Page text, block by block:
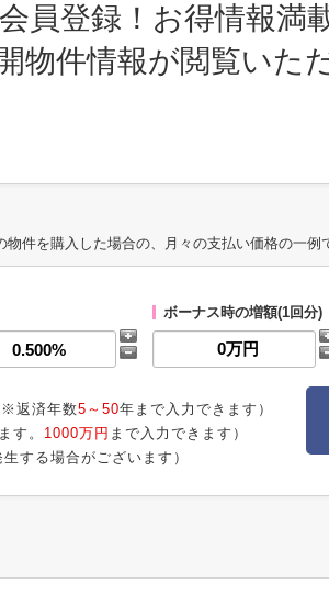
員登録！お得情報満
物件情報が閲覧いた
物件を購入した場合の、月々の支払い価格の一例
ボーナス時の増額(1回分)
※返済年数5～50年まで入力できます）
す。 1000万円 まで入力できます）
する場合がございます）